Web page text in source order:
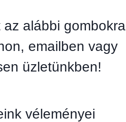
alábbi gombokra
emailben vagy
üzletünkben!
véleményei